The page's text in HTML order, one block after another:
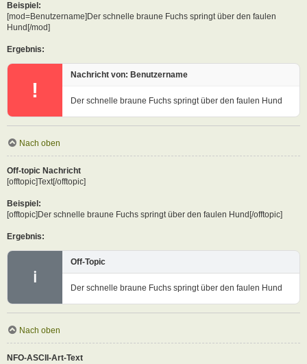
Beispiel:
[mod=Benutzername]Der schnelle braune Fuchs springt über den faulen
Hund[/mod]
Ergebnis:
!
Nachricht von: Benutzername
Der schnelle braune Fuchs springt über den faulen Hund
Nach oben
Off-topic Nachricht
[offtopic]Text[/offtopic]
Beispiel:
[offtopic]Der schnelle braune Fuchs springt über den faulen Hund[/offtopic]
Ergebnis:
ℹ
Off-Topic
Der schnelle braune Fuchs springt über den faulen Hund
Nach oben
NFO-ASCII-Art-Text